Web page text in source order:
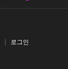
로그인